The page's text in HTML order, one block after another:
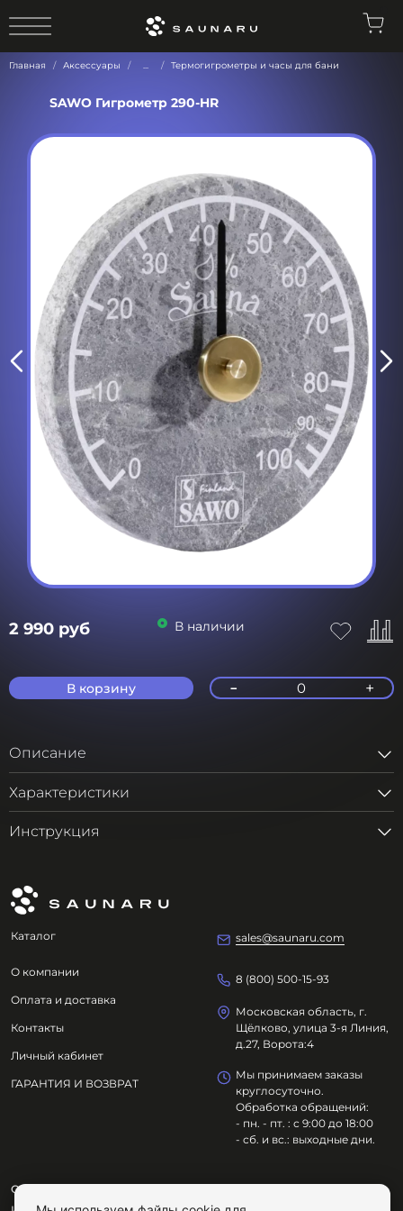
Главная Аксессуары ... Термогигрометры и часы для бани
SAWO Гигрометр 290-HR
2 990 руб В наличии
В корзину - 0 +
Описание
Характеристики
Инструкция
Каталог
О компании
Оплата и доставка
Контакты
Личный кабинет
ГАРАНТИЯ И ВОЗВРАТ
sales@saunaru.com
8 (800) 500-15-93
Московская область, г.
Щёлково, улица 3-я Линия,
д.27, Ворота:4
Мы принимаем заказы
круглосуточно.
Обработка обращений:
- пн. - пт. : с 9:00 до 18:00
- сб. и вс.: выходные дни.
ООО "ОЗДОРОВИТЕЛЬНЫЕ ТЕХНОЛОГИИ"